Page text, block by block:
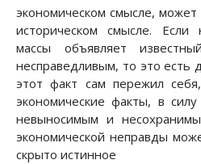
экономическом смысле,
историческом смысле. Если
массы объявляет
несправедливым, то это есть
этот факт сам пережил
экономические факты, в
невыносимым и
экономической неправды
скрыто истинное